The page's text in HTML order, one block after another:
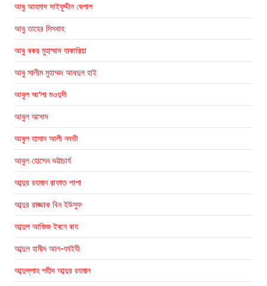
আবু আহমাদ সাইফুদ্দীন বেলাল
আবু তাহের মিসবাহ
আবু বকর মুহাম্মাদ যাকারিয়া
আবু সালীম মুহাম্মদ আবদুল হাই
আবুল আ'লা মওদুদী
আবুল আসাদ
আবুল হাসান আলী নদভী
আবুল হোসেন ভট্টাচার্য
আব্দুর রহমান রাফাত পাশা
আব্দুর রাজ্জাক বিন ইউসুফ
আব্দুল আজিজ ইবনে বায
আব্দুল হামীদ আল-ফাইযী
আব্দুল্লাহ শহীদ আব্দুর রহমান